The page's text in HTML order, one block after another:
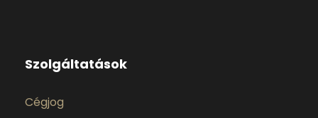
Szolgáltatások
Cégjog